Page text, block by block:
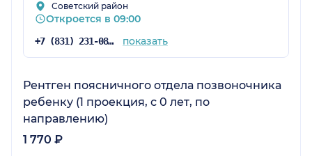
Советский район
Откроется в 09:00
+7 (831) 231-08-16 показать
Рентген поясничного отдела позвоночника
ребенку (1 проекция, с 0 лет, по
направлению)
1 770 ₽